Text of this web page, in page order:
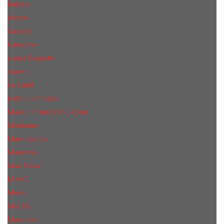
КиLian
Kenzo
Lacoste
Lancome
Laura Biagiotti
Lanvin
Lе Lab0
Lolita Lempicka
Maison Francis Kurkdjian
Madonna
Marc Jacobs
Mancera
Max Mara
M.А.C.
Mexx
Miu Miu
Mоsсhino